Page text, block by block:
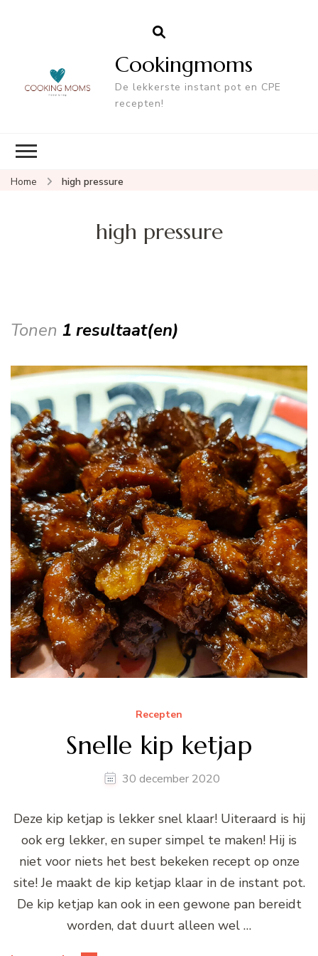
Cookingmoms
De lekkerste instant pot en CPE
recepten!
Home high pressure
high pressure
Tonen 1 resultaat(en)
Recepten
Snelle kip ketjap
30 december 2020
Deze kip ketjap is lekker snel klaar! Uiteraard is hij
ook erg lekker, en super simpel te maken! Hij is
niet voor niets het best bekeken recept op onze
site! Je maakt de kip ketjap klaar in de instant pot.
De kip ketjap kan ook in een gewone pan bereidt
worden, dat duurt alleen wel …